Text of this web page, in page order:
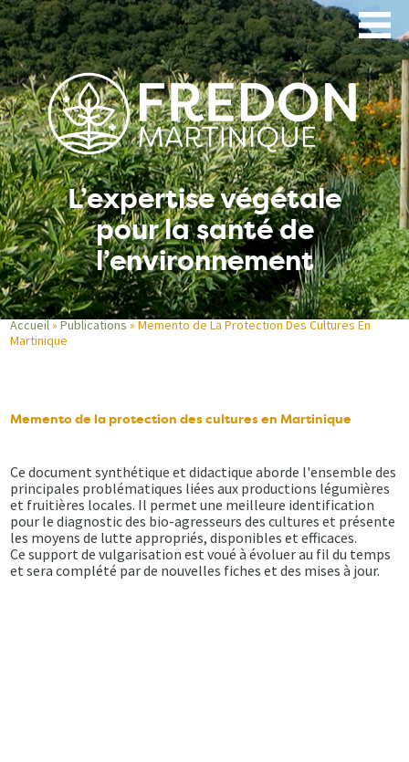
Aller
au
contenu
principal
L’expertise végétale
pour la santé de
l’environnement
Accueil Publications Memento de La Protection Des Cultures En
Martinique
Memento de la protection des cultures en Martinique
Ce document synthétique et didactique aborde l'ensemble des
principales problématiques liées aux productions légumières
et fruitières locales. Il permet une meilleure identification
pour le diagnostic des bio-agresseurs des cultures et présente
les moyens de lutte appropriés, disponibles et efficaces.
Ce support de vulgarisation est voué à évoluer au fil du temps
et sera complété par de nouvelles fiches et des mises à jour.